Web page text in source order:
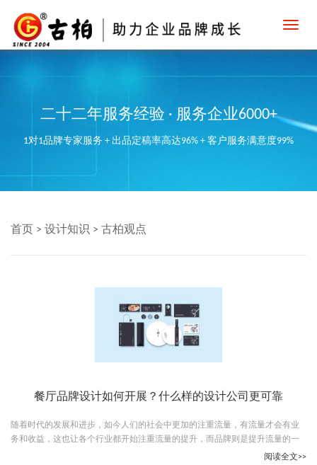
二十二年服务经验 · 服务企业6000+
1对1品牌专家服务 + 出品定稿率高达96% + 客户服务满意度99%
首页 > 设计知识 > 古柏观点
餐厅品牌设计如何开展？什么样的设计公司更可靠
随着时代的发展和进步，如今人们的社会中更加的注重流量，有流量才会有业
务和收益，这也让各个行业都开始注重流量的提升，而品牌则是提升流量的一
个主要手段，那么餐厅品牌设计如何开展呢？下面让我们跟随古柏广告设计一
阅读全文>>